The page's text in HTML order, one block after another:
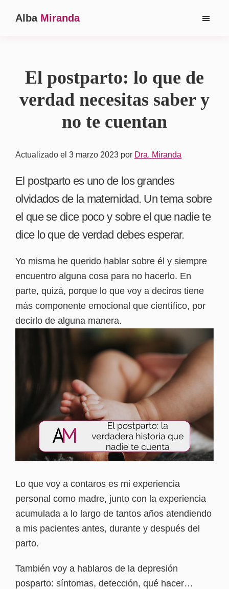
principal
Alba Miranda
El postparto: lo que de
verdad necesitas saber y
no te cuentan
Actualizado el 3 marzo 2023 por Dra. Miranda
El postparto es uno de los grandes
olvidados de la maternidad. Un tema sobre
el que se dice poco y sobre el que nadie te
dice lo que de verdad debes esperar.
Yo misma he querido hablar sobre él y siempre
encuentro alguna cosa para no hacerlo. En
parte, quizá, porque lo que voy a deciros tiene
más componente emocional que científico, por
decirlo de alguna manera.
Lo que voy a contaros es mi experiencia
personal como madre, junto con la experiencia
acumulada a lo largo de tantos años atendiendo
a mis pacientes antes, durante y después del
parto.
También voy a hablaros de la depresión
posparto: síntomas, detección, qué hacer…